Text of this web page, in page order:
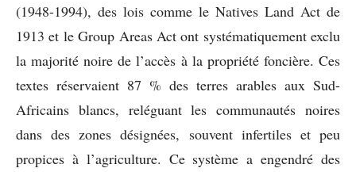
(1948-1994), des lois comme le Natives Land Act de
1913 et le Group Areas Act ont systématiquement exclu
la majorité noire de l’accès à la propriété foncière. Ces
textes réservaient 87 % des terres arables aux Sud-
Africains blancs, reléguant les communautés noires
dans des zones désignées, souvent infertiles et peu
propices à l’agriculture. Ce système a engendré des